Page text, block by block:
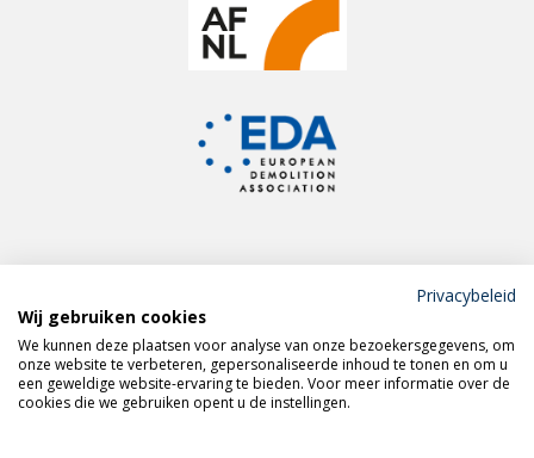
Meld je aan voor de
VERAS nieuwsbrief
Volg VERAS op
Privacybeleid
Wij gebruiken cookies
We kunnen deze plaatsen voor analyse van onze bezoekersgegevens, om
onze website te verbeteren, gepersonaliseerde inhoud te tonen en om u
een geweldige website-ervaring te bieden. Voor meer informatie over de
cookies die we gebruiken opent u de instellingen.